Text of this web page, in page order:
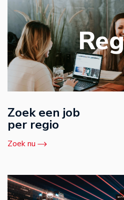
Zoek een job
per regio
Zoek nu